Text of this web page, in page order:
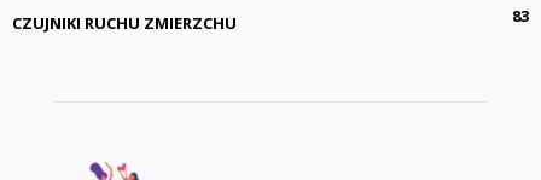
CZUJNIKI RUCHU ZMIERZCHU
83